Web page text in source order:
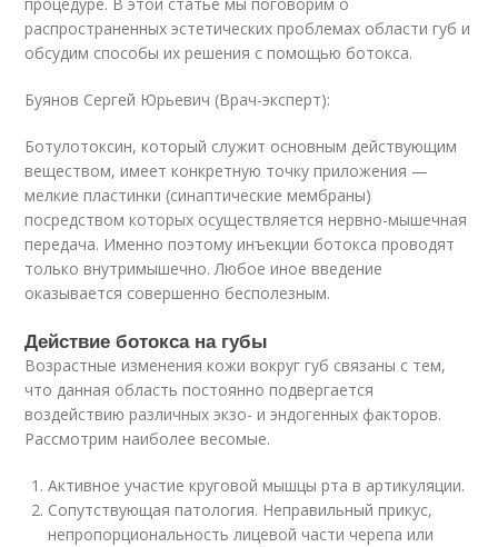
распространенных эстетических проблемах области губ и
обсудим способы их решения с помощью ботокса.
Буянов Сергей Юрьевич (Врач-эксперт):
Ботулотоксин, который служит основным действующим
веществом, имеет конкретную точку приложения —
мелкие пластинки (синаптические мембраны)
посредством которых осуществляется нервно-мышечная
передача. Именно поэтому инъекции ботокса проводят
только внутримышечно. Любое иное введение
оказывается совершенно бесполезным.
Действие ботокса на губы
Возрастные изменения кожи вокруг губ связаны с тем,
что данная область постоянно подвергается
воздействию различных экзо- и эндогенных факторов.
Рассмотрим наиболее весомые.
Активное участие круговой мышцы рта в артикуляции.
Сопутствующая патология. Неправильный прикус,
непропорциональность лицевой части черепа или